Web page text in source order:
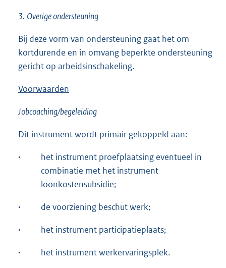
3. Overige ondersteuning
Bij deze vorm van ondersteuning gaat het om
kortdurende en in omvang beperkte ondersteuning
gericht op arbeidsinschakeling.
Voorwaarden
Jobcoaching/begeleiding
Dit instrument wordt primair gekoppeld aan:
·
het instrument proefplaatsing eventueel in
combinatie met het instrument
loonkostensubsidie;
· de voorziening beschut werk;
· het instrument participatieplaats;
· het instrument werkervaringsplek.